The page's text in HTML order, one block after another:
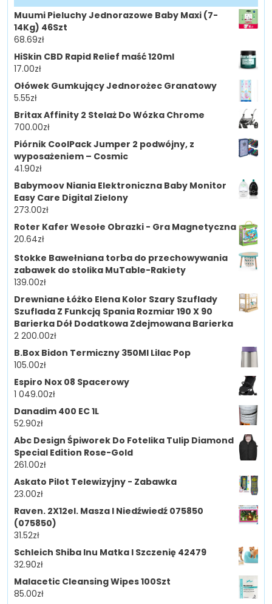
Muumi Pieluchy Jednorazowe Baby Maxi (7-
14Kg) 46Szt
68.69zł
HiSkin CBD Rapid Relief maść 120ml
17.00zł
Ołówek Gumkujący Jednorożec Granatowy
5.55zł
Britax Affinity 2 Stelaż Do Wózka Chrome
700.00zł
Piórnik CoolPack Jumper 2 podwójny, z
wyposażeniem – Cosmic
41.90zł
Babymoov Niania Elektroniczna Baby Monitor
Easy Care Digital Zielony
273.00zł
Roter Kafer Wesołe Obrazki - Gra Magnetyczna
20.64zł
Stokke Bawełniana torba do przechowywania
zabawek do stolika MuTable-Rakiety
139.00zł
Drewniane Łóżko Elena Kolor Szary Szuflady
Szuflada Z Funkcją Spania Rozmiar 190 X 90
Barierka Dół Dodatkowa Zdejmowana Barierka
2 200.00zł
B.Box Bidon Termiczny 350Ml Lilac Pop
105.00zł
Espiro Nox 08 Spacerowy
1 049.00zł
Danadim 400 EC 1L
52.90zł
Abc Design Śpiworek Do Fotelika Tulip Diamond
Special Edition Rose-Gold
261.00zł
Askato Pilot Telewizyjny - Zabawka
23.00zł
Raven. 2X12el. Masza I Niedźwiedź 075850
(075850)
31.52zł
Schleich Shiba Inu Matka I Szczenię 42479
32.90zł
Malacetic Cleansing Wipes 100Szt
85.00zł